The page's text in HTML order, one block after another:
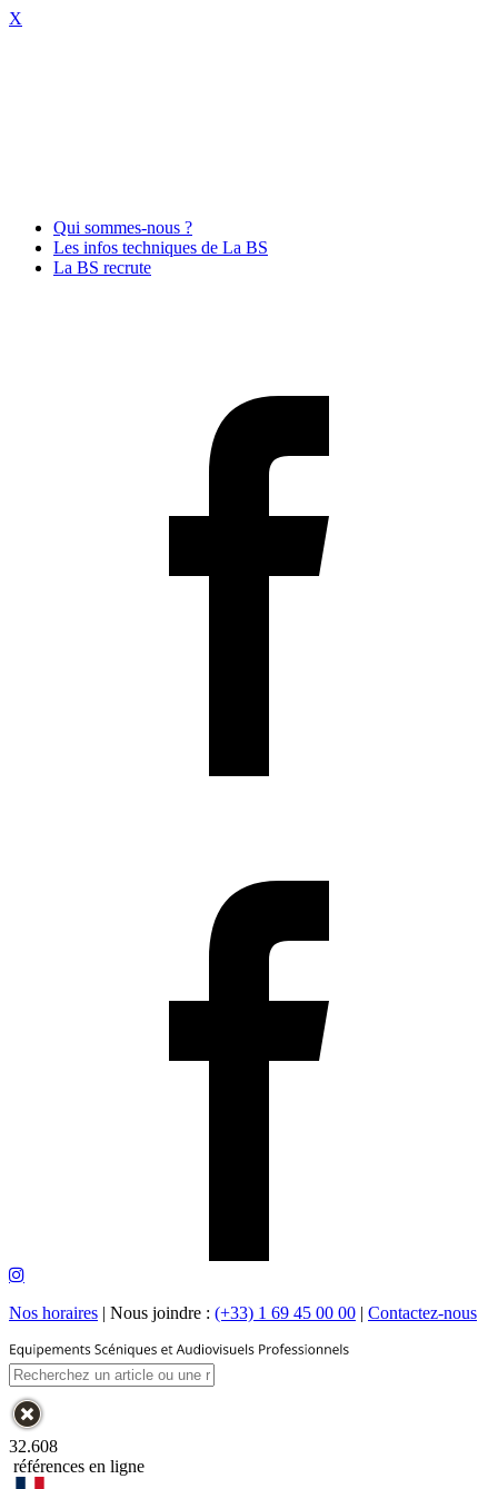
X
Qui sommes-nous ?
Les infos techniques de La BS
La BS recrute
Nos horaires | Nous joindre : (+33) 1 69 45 00 00 | Contactez-nous
32.608
références en ligne